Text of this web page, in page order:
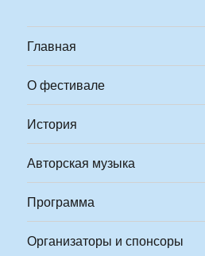
Главная
О фестивале
История
Авторская музыка
Программа
Организаторы и спонсоры